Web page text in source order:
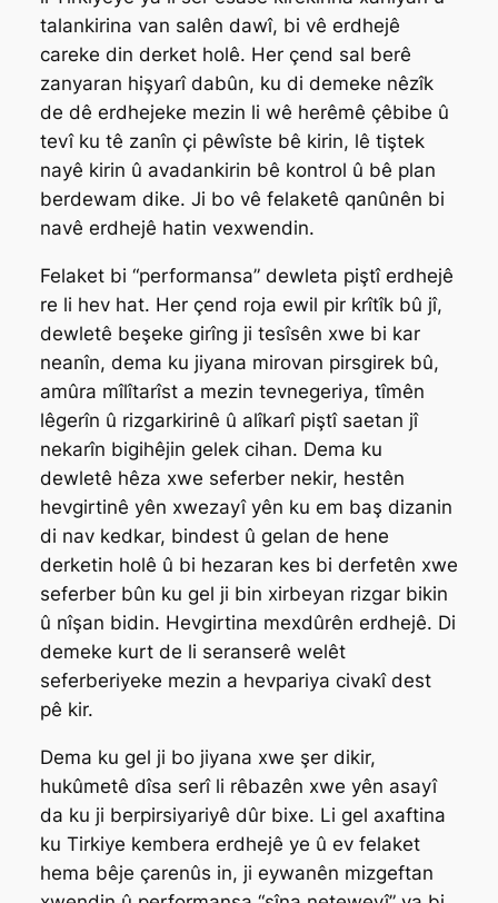
talankirina van salên dawî, bi vê erdhejê
careke din derket holê. Her çend sal berê
zanyaran hişyarî dabûn, ku di demeke nêzîk
de dê erdhejeke mezin li wê herêmê çêbibe û
tevî ku tê zanîn çi pêwîste bê kirin, lê tiştek
nayê kirin û avadankirin bê kontrol û bê plan
berdewam dike. Ji bo vê felaketê qanûnên bi
navê erdhejê hatin vexwendin.
Felaket bi “performansa” dewleta piştî erdhejê
re li hev hat. Her çend roja ewil pir krîtîk bû jî,
dewletê beşeke girîng ji tesîsên xwe bi kar
neanîn, dema ku jiyana mirovan pirsgirek bû,
amûra mîlîtarîst a mezin tevnegeriya, tîmên
lêgerîn û rizgarkirinê û alîkarî piştî saetan jî
nekarîn bigihêjin gelek cihan. Dema ku
dewletê hêza xwe seferber nekir, hestên
hevgirtinê yên xwezayî yên ku em baş dizanin
di nav kedkar, bindest û gelan de hene
derketin holê û bi hezaran kes bi derfetên xwe
seferber bûn ku gel ji bin xirbeyan rizgar bikin
û nîşan bidin. Hevgirtina mexdûrên erdhejê. Di
demeke kurt de li seranserê welêt
seferberiyeke mezin a hevpariya civakî dest
pê kir.
Dema ku gel ji bo jiyana xwe şer dikir,
hukûmetê dîsa serî li rêbazên xwe yên asayî
da ku ji berpirsiyariyê dûr bixe. Li gel axaftina
ku Tirkiye kembera erdhejê ye û ev felaket
hema bêje çarenûs in, ji eywanên mizgeftan